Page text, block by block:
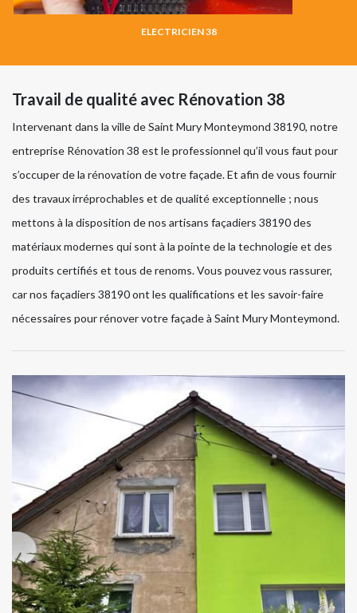
ELECTRICIEN 38
Travail de qualité avec Rénovation 38
Intervenant dans la ville de Saint Mury Monteymond 38190, notre
entreprise Rénovation 38 est le professionnel qu’il vous faut pour
s’occuper de la rénovation de votre façade. Et afin de vous fournir
des travaux irréprochables et de qualité exceptionnelle ; nous
mettons à la disposition de nos artisans façadiers 38190 des
matériaux modernes qui sont à la pointe de la technologie et des
produits certifiés et tous de renoms. Vous pouvez vous rassurer,
car nos façadiers 38190 ont les qualifications et les savoir-faire
nécessaires pour rénover votre façade à Saint Mury Monteymond.